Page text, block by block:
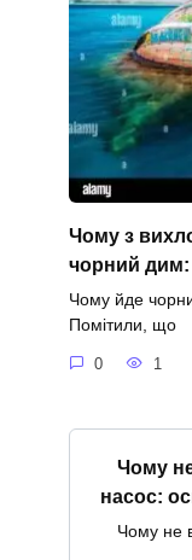
Чому з
чорний дим:
Чому йде
Помітили, що
0 1
Чому
насос:
Чому не